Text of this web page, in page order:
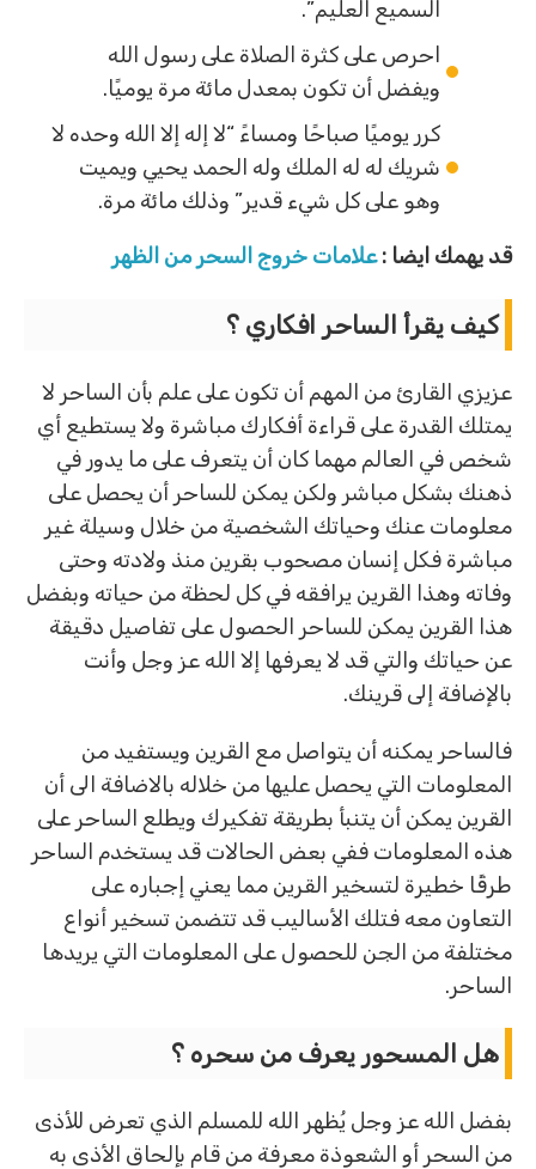
السميع العليم”.
احرص على كثرة الصلاة على رسول الله
ويفضل أن تكون بمعدل مائة مرة يوميًا.
كرر يوميًا صباحًا ومساءً “لا إله إلا الله وحده لا
شريك له له الملك وله الحمد يحيي ويميت
وهو على كل شيء قدير” وذلك مائة مرة.
قد يهمك ايضا :علامات خروج السحر من الظهر
كيف يقرأ الساحر افكاري ؟
عزيزي القارئ من المهم أن تكون على علم بأن الساحر لا
يمتلك القدرة على قراءة أفكارك مباشرة ولا يستطيع أي
شخص في العالم مهما كان أن يتعرف على ما يدور في
ذهنك بشكل مباشر ولكن يمكن للساحر أن يحصل على
معلومات عنك وحياتك الشخصية من خلال وسيلة غير
مباشرة فكل إنسان مصحوب بقرين منذ ولادته وحتى
وفاته وهذا القرين يرافقه في كل لحظة من حياته وبفضل
هذا القرين يمكن للساحر الحصول على تفاصيل دقيقة
عن حياتك والتي قد لا يعرفها إلا الله عز وجل وأنت
بالإضافة إلى قرينك.
فالساحر يمكنه أن يتواصل مع القرين ويستفيد من
المعلومات التي يحصل عليها من خلاله بالاضافة الى أن
القرين يمكن أن يتنبأ بطريقة تفكيرك ويطلع الساحر على
هذه المعلومات ففي بعض الحالات قد يستخدم الساحر
طرقًا خطيرة لتسخير القرين مما يعني إجباره على
التعاون معه فتلك الأساليب قد تتضمن تسخير أنواع
مختلفة من الجن للحصول على المعلومات التي يريدها
الساحر.
هل المسحور يعرف من سحره ؟
بفضل الله عز وجل يُظهر الله للمسلم الذي تعرض للأذى
من السحر أو الشعوذة معرفة من قام بإلحاق الأذى به